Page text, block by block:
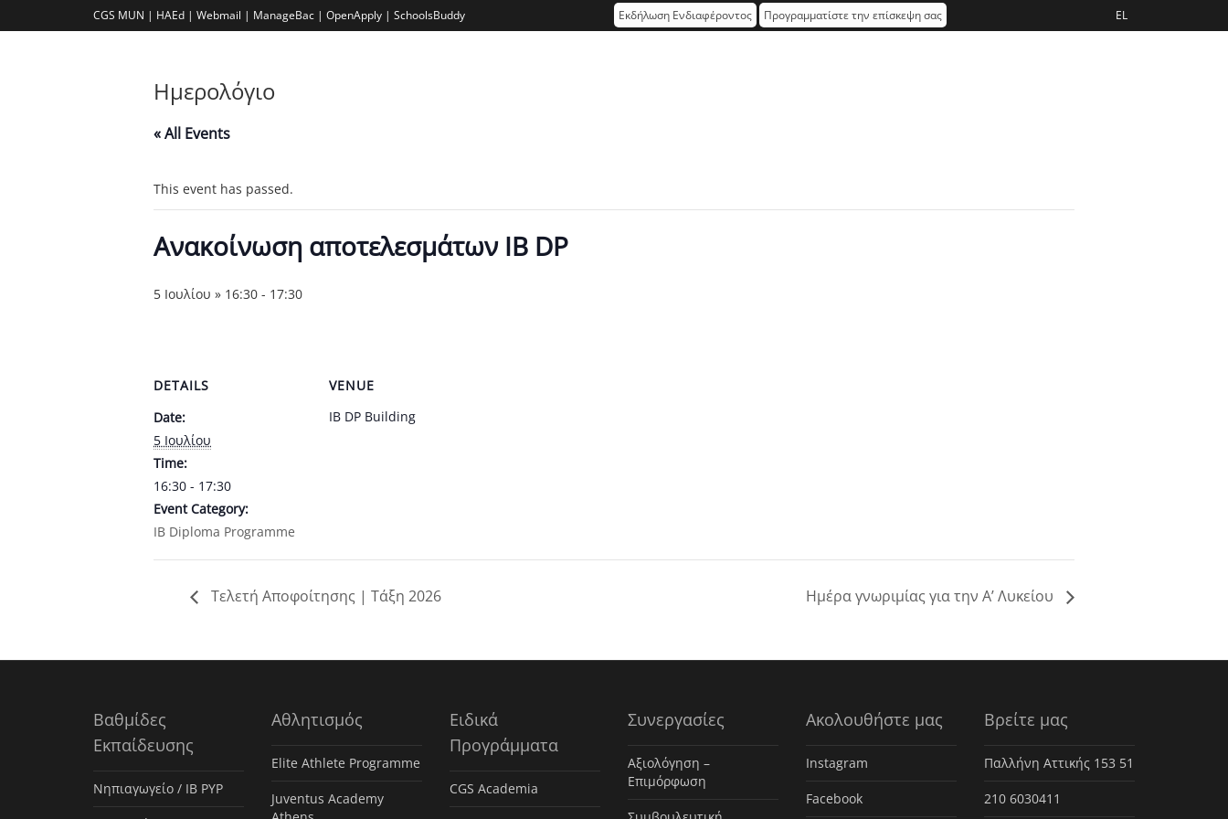
CGS MUN | HAEd | Webmail | ManageBac | OpenApply | SchoolsBuddy Εκδήλωση Ενδιαφέροντος Προγραμματίστε την επίσκεψη σας EL
Ημερολόγιο
« All Events
This event has passed.
Ανακοίνωση αποτελεσμάτων IB DP
5 Ιουλίου » 16:30 - 17:30
DETAILS
Date:
5 Ιουλίου
Time:
16:30 - 17:30
Event Category:
IB Diploma Programme
VENUE
IB DP Building
Τελετή Αποφοίτησης | Τάξη 2026 Ημέρα γνωριμίας για την Α’ Λυκείου
Βαθμίδες
Εκπαίδευσης
Νηπιαγωγείο / IB PYP
Αθλητισμός
Elite Athlete Programme
Juventus Academy
Ειδικά
Προγράμματα
CGS Academia
Συνεργασίες
Αξιολόγηση –
Επιμόρφωση
Ακολουθήστε μας
Instagram
Facebook
Βρείτε μας
Παλλήνη Αττικής 153 51
210 6030411